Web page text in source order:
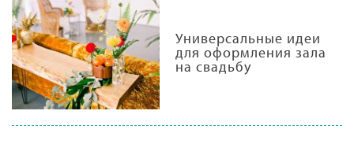
Универсальные идеи
для оформления зала
на свадьбу